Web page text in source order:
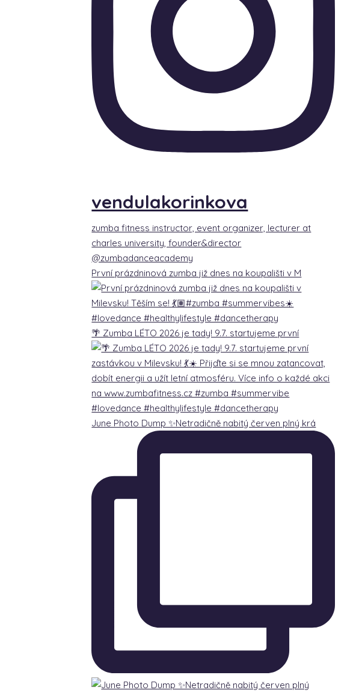
vendulakorinkova
zumba fitness instructor, event organizer, lecturer at
charles university, founder&director
@zumbadanceacademy
První prázdninová zumba již dnes na koupališti v M
🌴 Zumba LÉTO 2026 je tady! 9.7. startujeme první
June Photo Dump ✨Netradičně nabitý červen plný krá